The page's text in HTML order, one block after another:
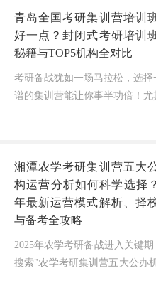
青岛全国考研集训营培训
好一点？封闭式考研培训
秘籍与TOP5机构全对比
考研备战犹如一场马拉松，选择
谱的集训营能让你事半功倍！尤
度，...
湘潭农学考研集训营五大
构运营分析如何科学选择
年最新运营模式解析、择
与备考全攻略
2025年农学考研备战进入关键
搜索"农学考研集训营五大公办
各公办机构运营模式差异大、